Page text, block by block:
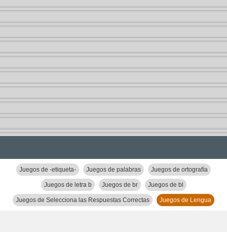
Juegos de -etiqueta- Juegos de palabras Juegos de ortografía
Juegos de letra b Juegos de br Juegos de bl
Juegos de Selecciona las Respuestas Correctas Juegos de Lengua